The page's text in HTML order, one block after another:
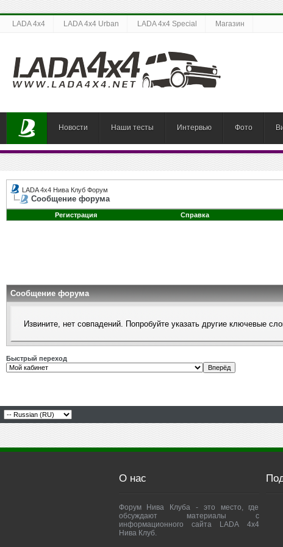
LADA 4x4 LADA 4x4 Urban LADA 4x4 Special Магазин
Новости Наши тесты Интервью Фото
LADA 4x4 Нива Клуб Форум
Сообщение форума
Регистрация
Справка
Сообщение форума
Извините, нет совпадений. Попробуйте указать другие ключевые
Быстрый переход
О нас
Форум Нива Клуба - это место, где
обсуждают материалы с
информационного сайта LADA 4x4
Нива Клуб.